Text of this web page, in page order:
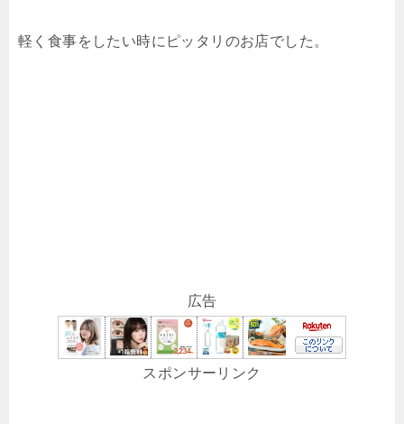
軽く食事をしたい時にピッタリのお店でした。
広告
スポンサーリンク